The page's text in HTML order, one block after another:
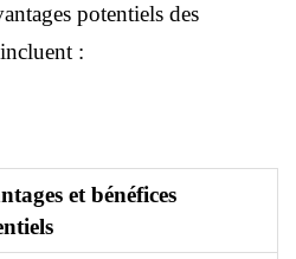
potentiels des
:
et bénéfices